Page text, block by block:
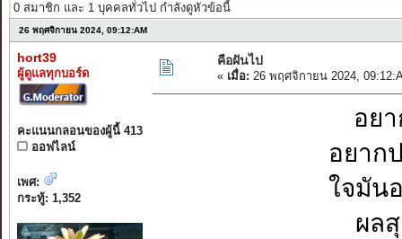
0 สมาชิก และ 1 บุคคลทั่วไป กำลังดูหัวข้อนี้
26 พฤศจิกายน 2024, 09:12:AM
hort39
ผู้ดูแลทุกบอร์ด
คะแนนกลอนของผู้นี้ 413
ออฟไลน์
เพศ:
กระทู้: 1,352
คือฝันไป
« เมื่อ: 26 พฤศจิกายน 2024,
อย
อยาก
ใจมัน
ผล